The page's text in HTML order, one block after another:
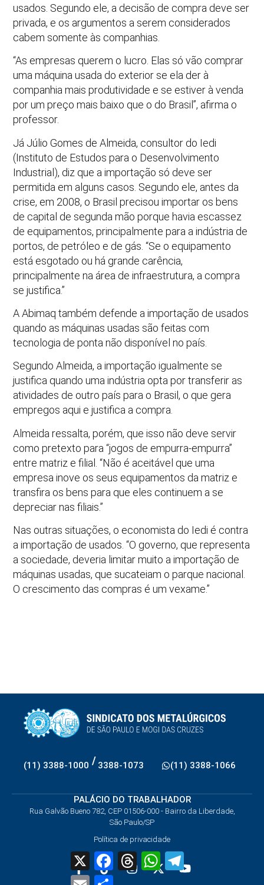
usados. Segundo ele, a decisão de compra deve ser
privada, e os argumentos a serem considerados
cabem somente às companhias.
“As empresas querem o lucro. Elas só vão comprar
uma máquina usada do exterior se ela der à
companhia mais produtividade e se estiver à venda
por um preço mais baixo que o do Brasil”, afirma o
professor.
Já Júlio Gomes de Almeida, consultor do Iedi
(Instituto de Estudos para o Desenvolvimento
Industrial), diz que a importação só deve ser
permitida em alguns casos. Segundo ele, antes da
crise, em 2008, o Brasil precisou importar os bens
de capital de segunda mão porque havia escassez
de equipamentos, principalmente para a indústria de
portos, de petróleo e de gás. “Se o equipamento
está esgotado ou há grande carência,
principalmente na área de infraestrutura, a compra
se justifica.”
A Abimaq também defende a importação de usados
quando as máquinas usadas são feitas com
tecnologia de ponta não disponível no país.
Segundo Almeida, a importação igualmente se
justifica quando uma indústria opta por transferir as
atividades de outro país para o Brasil, o que gera
empregos aqui e justifica a compra.
Almeida ressalta, porém, que isso não deve servir
como pretexto para “jogos de empurra-empurra”
entre matriz e filial. “Não é aceitável que uma
empresa inove os seus equipamentos da matriz e
transfira os bens para que eles continuem a se
depreciar nas filiais.”
Nas outras situações, o economista do Iedi é contra
a importação de usados. “O governo, que representa
a sociedade, deveria limitar muito a importação de
máquinas usadas, que sucateiam o parque nacional.
O crescimento das compras é um vexame.”
(11) 3388-1000 / 3388-1073 (11) 3388-1066
PALÁCIO DO TRABALHADOR
Rua Galvão Bueno 782, CEP 01506-000 - Bairro da Liberdade,
São Paulo/SP
Política de privacidade
X FacebookThreadsWhatsApp
Email